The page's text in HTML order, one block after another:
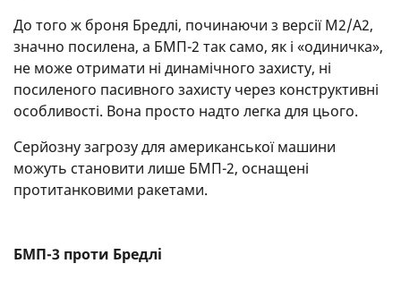
До того ж броня Бредлі, починаючи з версії M2/A2,
значно посилена, а БМП-2 так само, як і «одиничка»,
не може отримати ні динамічного захисту, ні
посиленого пасивного захисту через конструктивні
особливості. Вона просто надто легка для цього.
Серйозну загрозу для американської машини
можуть становити лише БМП-2, оснащені
протитанковими ракетами.
БМП-3 проти Бредлі